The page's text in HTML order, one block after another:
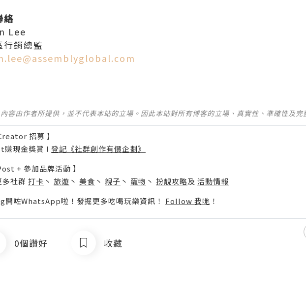
絡
Lee
行銷總監
容由作者所提供，並不代表本站的立場。因此本站對所有博客的立場、真實性、準確性及完
招募 】
賺現金獎賞 l 登記《社群創作有價企劃》
+ 參加品牌活動 】
社群 打卡 丶 旅遊 丶 美食 丶 親子 丶 寵物 丶 扮靚攻略及 活動情報
開咗WhatsApp啦！發掘更多吃喝玩樂資訊！ Follow 我哋 ！
0個讚好 收藏